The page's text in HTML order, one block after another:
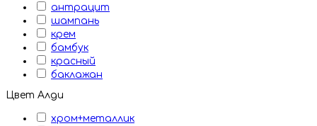
антрацит
шампань
крем
бамбук
красный
баклажан
Цвет Алди
хром+металлик